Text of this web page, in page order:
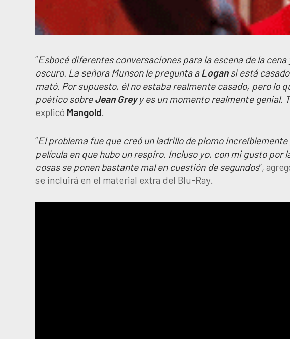
“Esbocé diferentes conversaciones para la escena de la
oscuro. La señora Munson le pregunta a Logansi está
mató. Por supuesto, él no estaba realmente casado, pero lo
poético sobreJean Greyy es un momento realmente genial.
explicó Mangold
“El problema fue que creó un ladrillo de plomo
película en que hubo un respiro. Incluso yo, con mi gusto por
cosas se ponen bastante mal en cuestión de segundos”,
se incluirá en el material extra del Blu-Ray.